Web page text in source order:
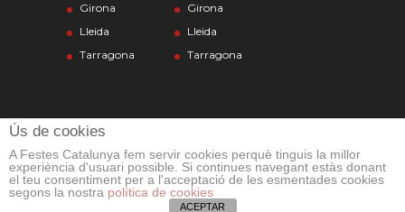
Girona
Lleida
Tarragona
Girona
Lleida
Tarragona
© Alpha Disseny 2012-2026
Ús de cookies
A Festes Catalunya fem servir cookies perquè tinguis la millor
experiència d'usuari possible. Si continues navegant estàs donant
el teu consentiment per a l'acceptació de les esmentades cookies
segons la nostra política de cookies
ACEPTAR